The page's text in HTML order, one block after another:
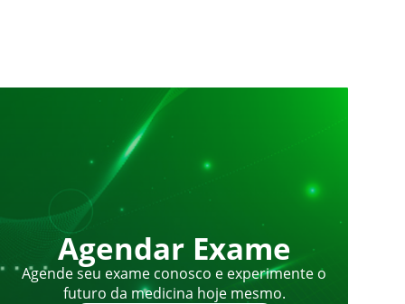
Agendar Exame
Agende seu exame conosco e experimente o
futuro da medicina hoje mesmo.